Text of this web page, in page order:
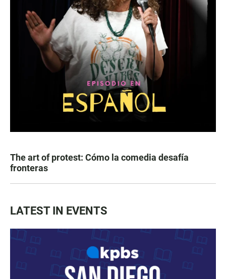
The art of protest: Cómo la comedia desafía
fronteras
LATEST IN EVENTS